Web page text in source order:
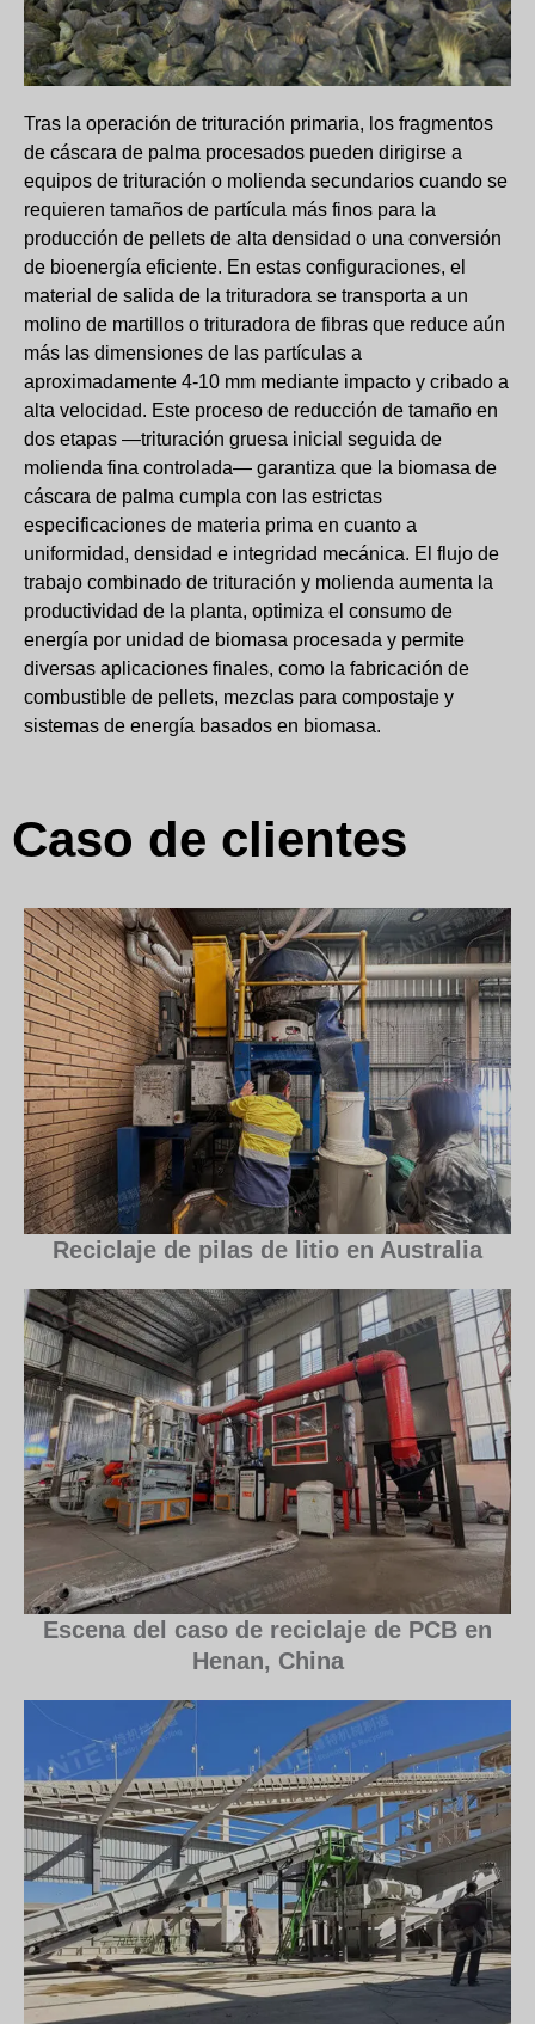
Tras la operación de trituración primaria, los fragmentos
de cáscara de palma procesados ​​pueden dirigirse a
equipos de trituración o molienda secundarios cuando se
requieren tamaños de partícula más finos para la
producción de pellets de alta densidad o una conversión
de bioenergía eficiente. En estas configuraciones, el
material de salida de la trituradora se transporta a un
molino de martillos o trituradora de fibras que reduce aún
más las dimensiones de las partículas a
aproximadamente 4-10 mm mediante impacto y cribado a
alta velocidad. Este proceso de reducción de tamaño en
dos etapas —trituración gruesa inicial seguida de
molienda fina controlada— garantiza que la biomasa de
cáscara de palma cumpla con las estrictas
especificaciones de materia prima en cuanto a
uniformidad, densidad e integridad mecánica. El flujo de
trabajo combinado de trituración y molienda aumenta la
productividad de la planta, optimiza el consumo de
energía por unidad de biomasa procesada y permite
diversas aplicaciones finales, como la fabricación de
combustible de pellets, mezclas para compostaje y
sistemas de energía basados ​​en biomasa.
Caso de clientes
Reciclaje de pilas de litio en Australia
Escena del caso de reciclaje de PCB en
Henan, China